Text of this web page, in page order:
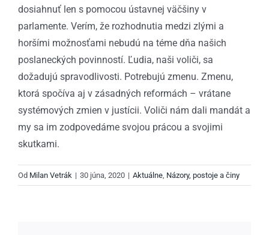
dosiahnuť len s pomocou ústavnej väčšiny v
parlamente. Verím, že rozhodnutia medzi zlými a
horšími možnosťami nebudú na téme dňa našich
poslaneckých povinností. Ľudia, naši voliči, sa
dožadujú spravodlivosti. Potrebujú zmenu. Zmenu,
ktorá spočíva aj v zásadných reformách – vrátane
systémových zmien v justícii. Voliči nám dali mandát a
my sa im zodpovedáme svojou prácou a svojimi
skutkami.
Od Milan Vetrák | 30 júna, 2020 | Aktuálne, Názory, postoje a činy